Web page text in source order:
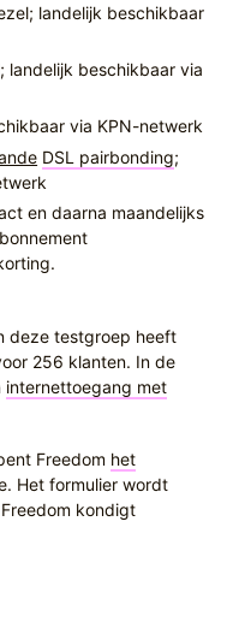
landelijk beschikbaar
landelijk beschikbaar via
via KPN-netwerk
DSL pairbonding;
en daarna maandelijks
deze testgroep heeft
256 klanten. In de
internettoegang met
Freedom het
Het formulier wordt
kondigt